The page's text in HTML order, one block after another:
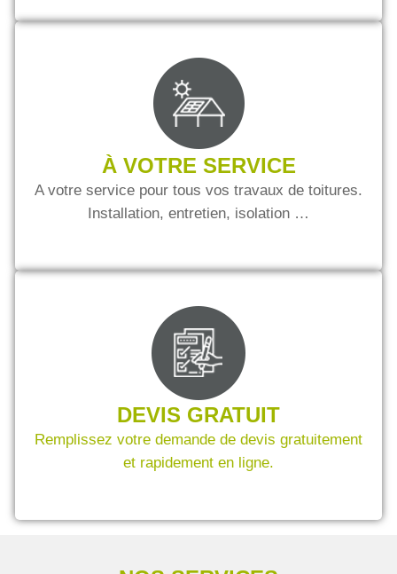
À VOTRE SERVICE
A votre service pour tous vos travaux de toitures.
Installation, entretien, isolation …
DEVIS GRATUIT
Remplissez votre demande de devis gratuitement
et rapidement en ligne.